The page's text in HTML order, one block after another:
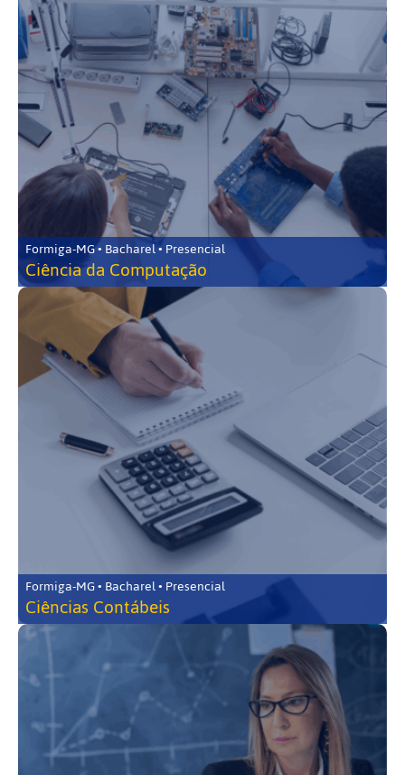
Formiga-MG • Bacharel • Presencial
Ciência da Computação
Formiga-MG • Bacharel • Presencial
Ciências Contábeis